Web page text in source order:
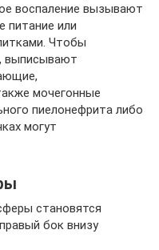
воспаление вызывают
питание или
Чтобы
выписывают
мочегонные
пиелонефрита либо
могут
становятся
бок внизу